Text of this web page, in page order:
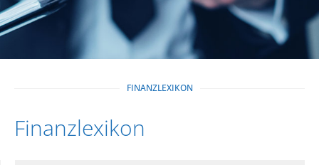
FINANZLEXIKON
Finanzlexikon